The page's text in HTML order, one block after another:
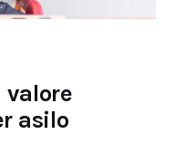
valore
asilo